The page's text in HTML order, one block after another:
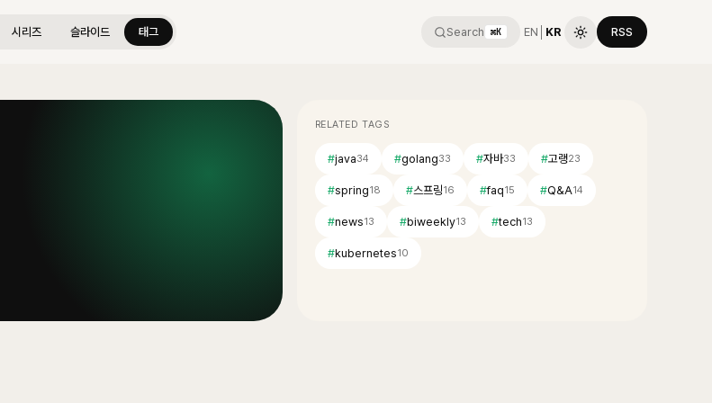
시리즈 슬라이드 태그 Search ⌘K EN KR RSS
RELATED TAGS
#java34 #golang33 #자바33 #고랭23
#spring18 #스프링16 #faq15 #Q&A14
#news13 #biweekly13 #tech13
#kubernetes10